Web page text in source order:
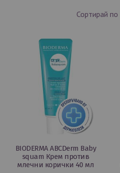
Сортирай по
BIODERMA ABCDerm Baby
squam Крем против
млечни корички 40 мл